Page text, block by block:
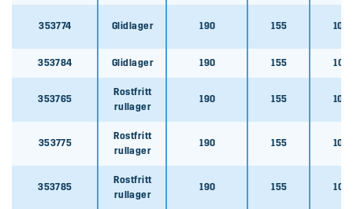
353786
356613
353774 Glidlager 190 155
353784 Glidlager 190 155
353765
Rostfritt
rullager
190 155
353775
Rostfritt
rullager
190 155
353785
Rostfritt
rullager
190 155